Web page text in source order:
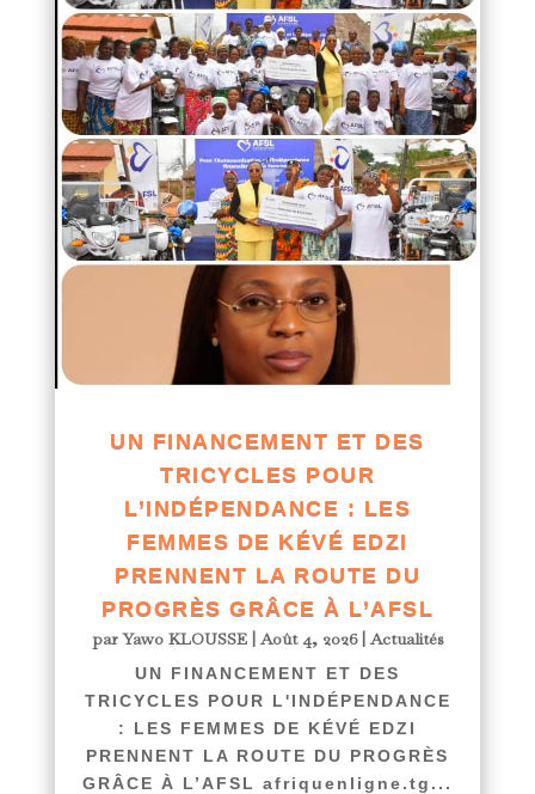
UN FINANCEMENT ET DES
TRICYCLES POUR
L’INDÉPENDANCE : LES
FEMMES DE KÉVÉ EDZI
PRENNENT LA ROUTE DU
PROGRÈS GRÂCE À L’AFSL
parYawo KLOUSSE| Août 4, 2026| Actualités
UN FINANCEMENT ET DES
TRICYCLES POUR L'INDÉPENDANCE
: LES FEMMES DE KÉVÉ EDZI
PRENNENT LA ROUTE DU PROGRÈS
GRÂCE À L’AFSL afriquenligne.tg...